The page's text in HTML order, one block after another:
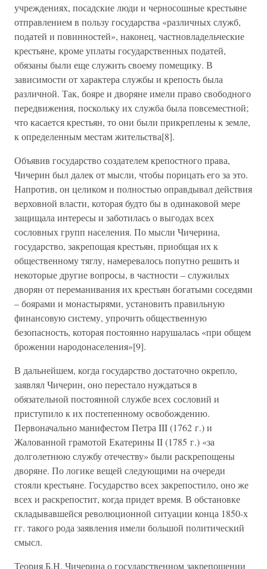
учреждениях, посадские люди и черносошные крестьяне
отправлением в пользу государства «различных служб,
податей и повинностей», наконец, частновладельческие
крестьяне, кроме уплаты государственных податей,
обязаны были еще служить своему помещику. В
зависимости от характера службы и крепость была
различной. Так, бояре и дворяне имели право свободного
передвижения, поскольку их служба была повсеместной;
что касается крестьян, то они были прикреплены к земле,
к определенным местам жительства[8].
Объявив государство создателем крепостного права,
Чичерин был далек от мысли, чтобы порицать его за это.
Напротив, он целиком и полностью оправдывал действия
верховной власти, которая будто бы в одинаковой мере
защищала интересы и заботилась о выгодах всех
сословных групп населения. По мысли Чичерина,
государство, закрепощая крестьян, приобщая их к
общественному тяглу, намеревалось попутно решить и
некоторые другие вопросы, в частности – служилых
дворян от переманивания их крестьян богатыми соседями
– боярами и монастырями, установить правильную
финансовую систему, упрочить общественную
безопасность, которая постоянно нарушалась «при общем
брожении народонаселения»[9].
В дальнейшем, когда государство достаточно окрепло,
заявлял Чичерин, оно перестало нуждаться в
обязательной постоянной службе всех сословий и
приступило к их постепенному освобождению.
Первоначально манифестом Петра III (1762 г.) и
Жалованной грамотой Екатерины II (1785 г.) «за
долголетнюю службу отечеству» были раскрепощены
дворяне. По логике вещей следующими на очереди
стояли крестьяне. Государство всех закрепостило, оно же
всех и раскрепостит, когда придет время. В обстановке
складывавшейся революционной ситуации конца 1850-х
гг. такого рода заявления имели большой политический
смысл.
Теория Б.Н. Чичерина о государственном закрепощении